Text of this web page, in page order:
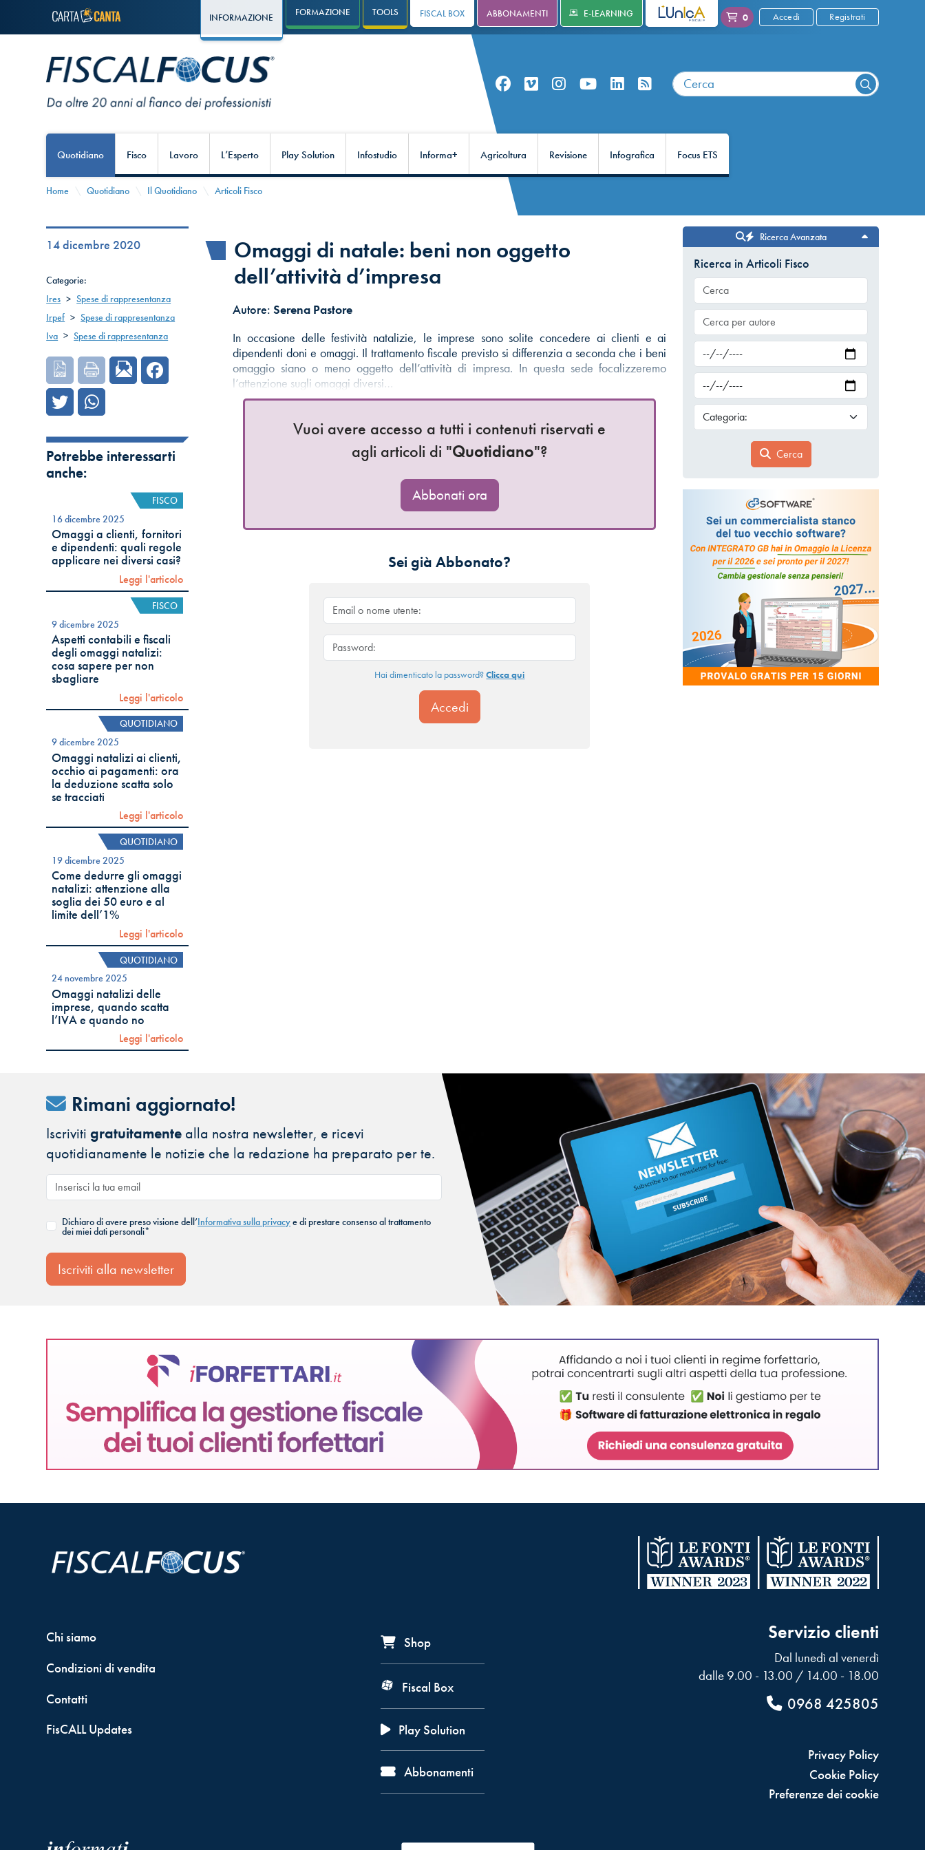
INFORMAZIONE FORMAZIONE TOOLS FISCAL BOX ABBONAMENTI E-LEARNING L'UNICA 0 Accedi Registrati
Quotidiano Fisco Lavoro L’Esperto Play Solution Infostudio Informa+ Agricoltura Revisione Infografica Focus ETS
Home Quotidiano Il Quotidiano Articoli Fisco
14 dicembre 2020
Categorie:
Ires > Spese di rappresentanza
Irpef > Spese di rappresentanza
Iva > Spese di rappresentanza
Potrebbe interessarti
anche:
FISCO
16 dicembre 2025
Omaggi a clienti, fornitori
e dipendenti: quali regole
applicare nei diversi casi?
Leggi l'articolo
FISCO
9 dicembre 2025
Aspetti contabili e fiscali
degli omaggi natalizi:
cosa sapere per non
sbagliare
Leggi l'articolo
QUOTIDIANO
9 dicembre 2025
Omaggi natalizi ai clienti,
occhio ai pagamenti: ora
la deduzione scatta solo
se tracciati
Leggi l'articolo
QUOTIDIANO
19 dicembre 2025
Come dedurre gli omaggi
natalizi: attenzione alla
soglia dei 50 euro e al
limite dell’1%
Leggi l'articolo
QUOTIDIANO
24 novembre 2025
Omaggi natalizi delle
imprese, quando scatta
l’IVA e quando no
Leggi l'articolo
Omaggi di natale: beni non oggetto
dell’attività d’impresa
Autore:Serena Pastore
In occasione delle festività natalizie, le imprese sono solite concedere ai clienti e ai
dipendenti doni e omaggi. Il trattamento fiscale previsto si differenzia a seconda che i beni
omaggio siano o meno oggetto dell’attività di impresa. In questa sede focalizzeremo
l’attenzione sugli omaggi diversi…
Vuoi avere accesso a tutti i contenuti riservati e
agli articoli di "Quotidiano"?
Abbonati ora
Sei già Abbonato?
Hai dimenticato la password?Clicca qui
Ricerca Avanzata
Ricerca in Articoli Fisco
Cerca
Rimani aggiornato!
Iscrivitigratuitamente alla nostra newsletter, e ricevi
quotidianamente le notizie che la redazione ha preparato per te.
Dichiaro di avere preso visione dell’Informativa sulla privacye di prestare consenso al trattamento
dei miei dati personali*
Iscriviti alla newsletter
Chi siamo
Condizioni di vendita
Contatti
FisCALL Updates
Shop
Fiscal Box
Play Solution
Abbonamenti
Servizio clienti
Dal lunedì al venerdì
dalle 9.00 - 13.00 / 14.00 - 18.00
0968 425805
Privacy Policy
Cookie Policy
Preferenze dei cookie